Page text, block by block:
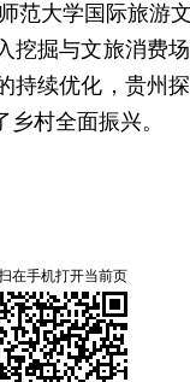
范大学国际旅游
挖掘与文旅消费
持续优化，贵州
村全面振兴。
在手机打开当前页